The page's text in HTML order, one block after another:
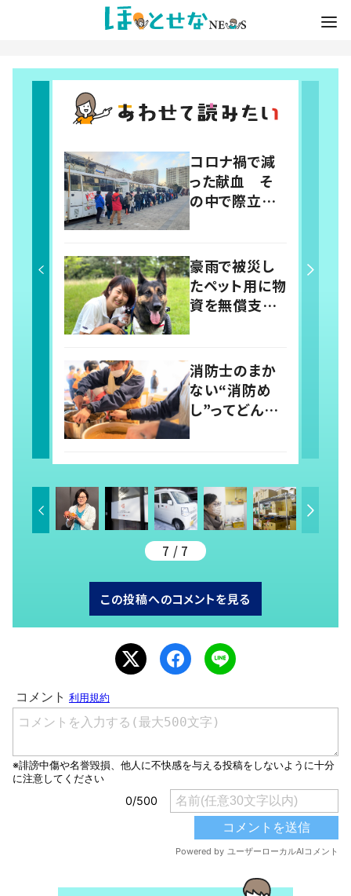
コロナ禍で減
った献血 そ
の中で際立っ
た“コミケ”の
豪雨で被災し
たペット用に物
資を無償支
援 災害救助
消防士のまか
ない“消防め
し”ってどんな
メニュー？ 食
域とつながり、
防災力の向上
を目指す 岡
山・真庭市
7 / 7
この投稿へのコメントを見る